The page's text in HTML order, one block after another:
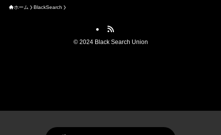
ホーム BlackSearch
©2024 Black Search Union